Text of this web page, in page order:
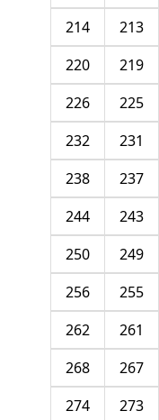
213
214
219
220
225
226
231
232
237
238
243
244
249
250
255
256
261
262
267
268
273
274